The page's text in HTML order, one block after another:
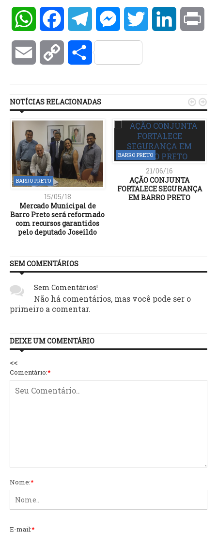
WhatsAppFacebookTelegramMessengerTwitter LinkedIn
Email Copy Compartilhar
NOTÍCIAS RELACIONADAS
BARRO PRETO
15/05/18
Mercado Municipal de
Barro Preto será reformado
com recursos garantidos
pelo deputado Joseildo
BARRO PRETO
21/06/16
AÇÃO CONJUNTA
FORTALECE SEGURANÇA
EM BARRO PRETO
 
SEM COMENTÁRIOS
Sem Comentários!
Não há comentários, mas você pode ser o
primeiro a comentar.
DEIXE UM COMENTÁRIO
<<
Comentário:*
Nome:*
E-mail:*